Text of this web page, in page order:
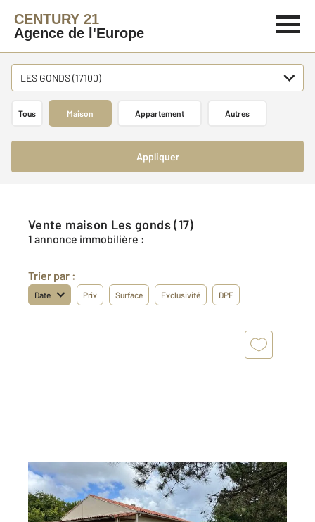
CENTURY 21
Agence de l'Europe
LES GONDS (17100)
Tous Maison Appartement Autres
Appliquer
Vente maison Les gonds (17)
1 annonce immobilière :
Trier par :
Date Prix Surface Exclusivité DPE
LES GONDS 17
87,90 m2, 4 pièces
Ref : 5654